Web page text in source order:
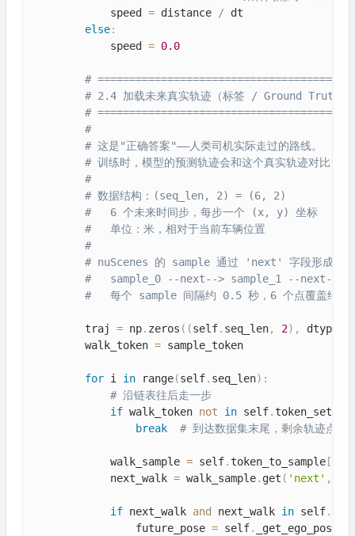
            speed
= distance / dt
else:
            speed
= 0.0
#
# 2.4 加载未来真实轨迹（标签 / Ground Truth）
#
#
# 这是"正确答案"——人类司机实际走过的路线。
# 训练时，模型的预测轨迹会和这个真实轨迹对比，
#
# 数据结构：(seq_len, 2) = (6, 2)
#   6 个未来时间步，每步一个 (x, y) 坐标
#   单位：米，相对于当前车辆位置
#
# nuScenes 的 sample 通过 'next' 字段形成链
#   sample_0 --next--> sample_1 --next--
#   每个 sample 间隔约 0.5 秒，6 个点覆盖约 3
        traj
= np. zeros ( (self. seq_len, 2) , dtype
        walk_token
= sample_token
for i in range(self. seq_len) :
# 沿链表往后走一步
if walk_token not in self. token_set
break
# 到达数据集末尾，剩余轨迹点保
            walk_sample
= self. token_to_sample [
            next_walk
= walk_sample. get ( 'next' ,
if next_walk and next_walk in self.
                future_pose
= self. _get_ego_pose